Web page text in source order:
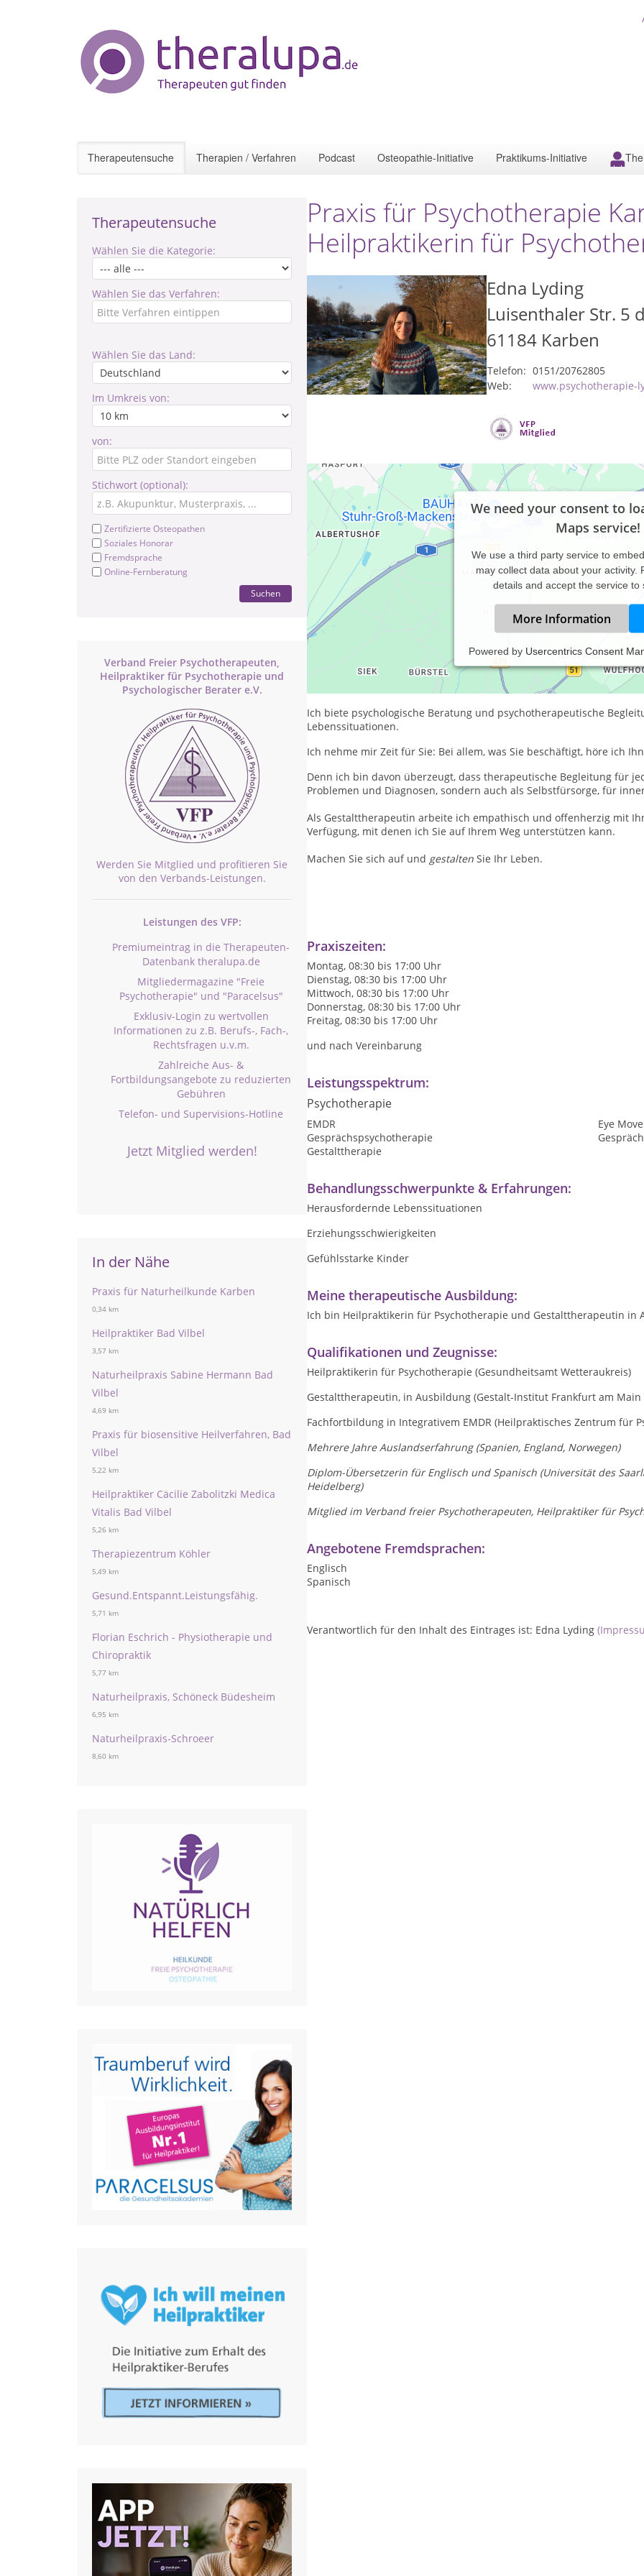
Therapeutensuche Therapien / Verfahren Podcast Osteopathie-Initiative Praktikums-Initiative
Therapeutensuche
Wählen Sie die Kategorie:
Wählen Sie das Verfahren:
Wählen Sie das Land:
Im Umkreis von:
von:
Stichwort (optional):
Zertifizierte Osteopathen
Soziales Honorar
Fremdsprache
Online-Fernberatung
Suchen
Verband Freier Psychotherapeuten,
Heilpraktiker für Psychotherapie und
Psychologischer Berater e.V.
Werden Sie Mitglied und profitieren Sie
von den Verbands-Leistungen.
Leistungen des VFP:
Premiumeintrag in die Therapeuten-
Datenbank theralupa.de
Mitgliedermagazine "Freie
Psychotherapie" und "Paracelsus"
Exklusiv-Login zu wertvollen
Informationen zu z.B. Berufs-, Fach-,
Rechtsfragen u.v.m.
Zahlreiche Aus- &
Fortbildungsangebote zu reduzierten
Gebühren
Telefon- und Supervisions-Hotline
Jetzt Mitglied werden!
In der Nähe
Praxis für Naturheilkunde Karben
0,34 km
Heilpraktiker Bad Vilbel
3,57 km
Naturheilpraxis Sabine Hermann Bad
Vilbel
4,69 km
Praxis für biosensitive Heilverfahren, Bad
Vilbel
5,22 km
Heilpraktiker Cäcilie Zabolitzki Medica
Vitalis Bad Vilbel
5,26 km
Therapiezentrum Köhler
5,49 km
Gesund.Entspannt.Leistungsfähig.
5,71 km
Florian Eschrich - Physiotherapie und
Chiropraktik
5,77 km
Naturheilpraxis, Schöneck Büdesheim
6,95 km
Naturheilpraxis-Schroeer
8,60 km
Praxis für Psychotherapie
Heilpraktikerin für
Edna Lyding
Luisenthaler Str. 5
61184 Karben
Telefon: 0151/20762805
Web:
www.psychotherapie-
We need your consent to
Maps service!
We use a third party service to
may collect data about your activity.
details and accept the service to
More Information
Powered by Usercentrics Consent
Ich heiße Edna Lyding und bin Heilpraktikerin für Psychotherapie
Ich biete psychologische Beratung und psychotherapeutische
Lebenssituationen.
Ich nehme mir Zeit für Sie: Bei allem, was Sie beschäftigt, höre ich
Denn ich bin davon überzeugt, dass therapeutische Begleitung für
Problemen und Diagnosen, sondern auch als Selbstfürsorge, für
Als Gestalttherapeutin arbeite ich empathisch und offenherzig mit
Verfügung, mit denen ich Sie auf Ihrem Weg unterstützen kann.
Machen Sie sich auf und gestalten Sie Ihr Leben.
Praxiszeiten:
Montag, 08:30 bis 17:00 Uhr
Dienstag, 08:30 bis 17:00 Uhr
Mittwoch, 08:30 bis 17:00 Uhr
Donnerstag, 08:30 bis 17:00 Uhr
Freitag, 08:30 bis 17:00 Uhr
und nach Vereinbarung
Leistungsspektrum:
Psychotherapie
EMDR
Eye
Gesprächspsychotherapie
Gestalttherapie
Behandlungsschwerpunkte & Erfahrungen:
Herausfordernde Lebenssituationen
Erziehungsschwierigkeiten
Gefühlsstarke Kinder
Meine therapeutische Ausbildung:
Ich bin Heilpraktikerin für Psychotherapie und Gestalttherapeutin in
Qualifikationen und Zeugnisse:
Heilpraktikerin für Psychotherapie (Gesundheitsamt Wetteraukreis)
Gestalttherapeutin, in Ausbildung (Gestalt-Institut Frankfurt am Main
Fachfortbildung in Integrativem EMDR (Heilpraktisches Zentrum für
Mehrere Jahre Auslandserfahrung (Spanien, England, Norwegen)
Diplom-Übersetzerin für Englisch und Spanisch (Universität des
Heidelberg)
Mitglied im Verband freier Psychotherapeuten, Heilpraktiker für
Angebotene Fremdsprachen:
Englisch
Spanisch
Verantwortlich für den Inhalt des Eintrages ist: Edna Lyding